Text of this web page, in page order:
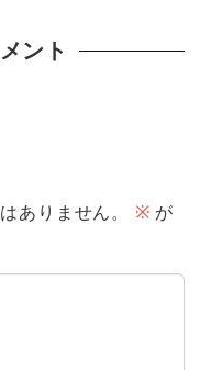
ント
ありません。 ※ が